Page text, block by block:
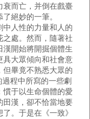
衰而亡，并倒在戲臺
絕妙的一筆。
人性的力量和人的
之處。然而，隨著社
漢開始將開掘個體生
具大眾傾向和社會意
但畢竟不熟悉大眾的
程中所寫的一些劇
慣于以生命個體的愛
田漢，卻不恰當地要
。于是在《一致》